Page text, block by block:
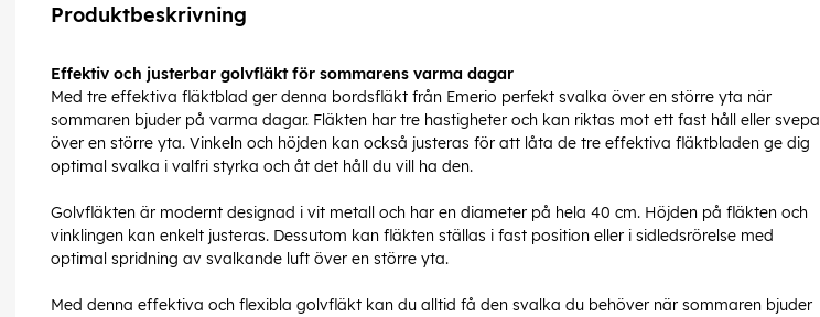
Produktbeskrivning
Effektiv och justerbar golvfläkt för sommarens varma dagar
Med tre effektiva fläktblad ger denna bordsfläkt från Emerio perfekt svalka över en större yta när
sommaren bjuder på varma dagar. Fläkten har tre hastigheter och kan riktas mot ett fast håll eller svepa
över en större yta. Vinkeln och höjden kan också justeras för att låta de tre effektiva fläktbladen ge dig
optimal svalka i valfri styrka och åt det håll du vill ha den.
Golvfläkten är modernt designad i vit metall och har en diameter på hela 40 cm. Höjden på fläkten och
vinklingen kan enkelt justeras. Dessutom kan fläkten ställas i fast position eller i sidledsrörelse med
optimal spridning av svalkande luft över en större yta.
Med denna effektiva och flexibla golvfläkt kan du alltid få den svalka du behöver när sommaren bjuder